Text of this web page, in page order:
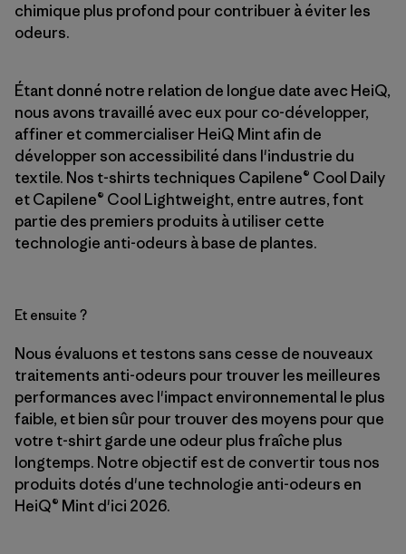
chimique plus profond pour contribuer à éviter les
odeurs.
Étant donné notre relation de longue date avec HeiQ,
nous avons travaillé avec eux pour co-développer,
affiner et commercialiser HeiQ Mint afin de
développer son accessibilité dans l'industrie du
textile. Nos t-shirts techniques Capilene® Cool Daily
et Capilene® Cool Lightweight, entre autres, font
partie des premiers produits à utiliser cette
technologie anti-odeurs à base de plantes.
Et ensuite ?
Nous évaluons et testons sans cesse de nouveaux
traitements anti-odeurs pour trouver les meilleures
performances avec l'impact environnemental le plus
faible, et bien sûr pour trouver des moyens pour que
votre t-shirt garde une odeur plus fraîche plus
longtemps. Notre objectif est de convertir tous nos
produits dotés d'une technologie anti-odeurs en
HeiQ® Mint d'ici 2026.